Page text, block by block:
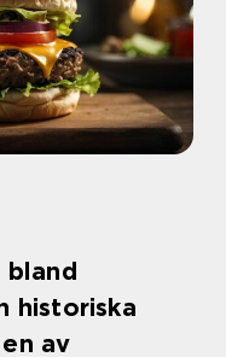
bland
historiska
av